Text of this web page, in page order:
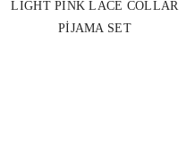
LIGHT PINK LACE COLLAR
PIJAMA SET